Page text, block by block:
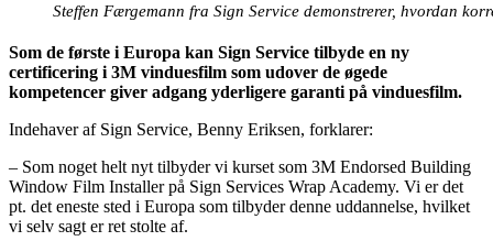
Steffen Færgemann fra Sign Service demonstrerer, hvordan
Som de første i Europa kan Sign Service tilbyde en ny
certificering i 3M vinduesfilm som udover de øgede
kompetencer giver adgang yderligere garanti på vinduesfilm.
Indehaver af Sign Service, Benny Eriksen, forklarer:
– Som noget helt nyt tilbyder vi kurset som 3M Endorsed Building
Window Film Installer på Sign Services Wrap Academy. Vi er det
pt. det eneste sted i Europa som tilbyder denne uddannelse, hvilket
vi selv sagt er ret stolte af.